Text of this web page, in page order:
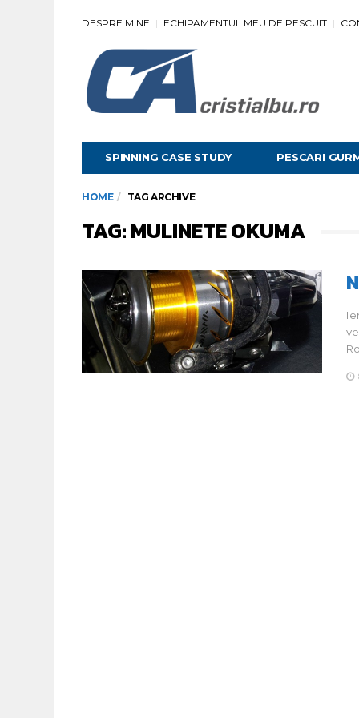
DESPRE MINE ECHIPAMENTUL MEU DE PESCUIT
SPINNING CASE STUDY PESCARI
HOME TAG ARCHIVE
TAG: MULINETE OKUMA